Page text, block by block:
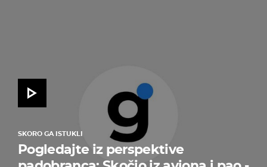
SKORO GA ISTUKLI
Pogledajte iz perspektive